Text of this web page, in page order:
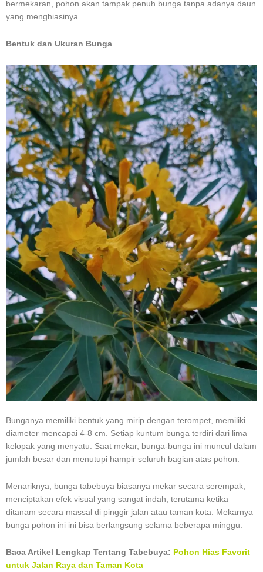
bermekaran, pohon akan tampak penuh bunga tanpa adanya daun
yang menghiasinya.
Bentuk dan Ukuran Bunga
Bunganya memiliki bentuk yang mirip dengan terompet, memiliki
diameter mencapai 4-8 cm. Setiap kuntum bunga terdiri dari lima
kelopak yang menyatu. Saat mekar, bunga-bunga ini muncul dalam
jumlah besar dan menutupi hampir seluruh bagian atas pohon.
Menariknya, bunga tabebuya biasanya mekar secara serempak,
menciptakan efek visual yang sangat indah, terutama ketika
ditanam secara massal di pinggir jalan atau taman kota. Mekarnya
bunga pohon ini ini bisa berlangsung selama beberapa minggu.
Baca Artikel Lengkap Tentang Tabebuya: Pohon Hias Favorit
untuk Jalan Raya dan Taman Kota